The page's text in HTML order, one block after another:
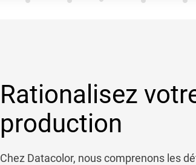
Rationalisez
production
Chez Datacolor, nous comprenons les